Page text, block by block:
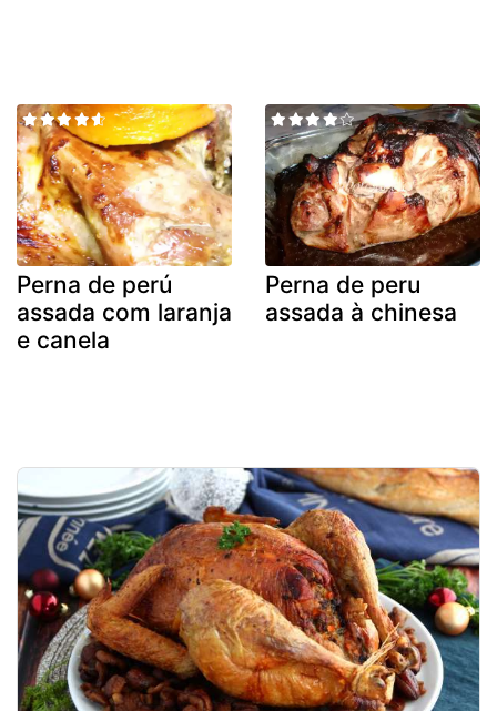
Perna de perú
assada com laranja
e canela
Perna de peru
assada à chinesa